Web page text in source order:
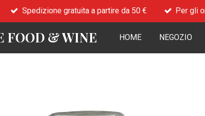
Spedizione gratuita a partire da 50 € Per gli
FOOD & WINE HOME NEGOZIO